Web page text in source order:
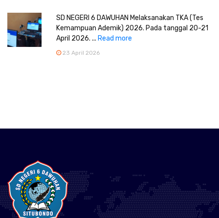
SD NEGERI 6 DAWUHAN Melaksanakan TKA (Tes
Kemampuan Ademik) 2026. Pada tanggal 20-21
April 2026. ... Read more
23 April 2026